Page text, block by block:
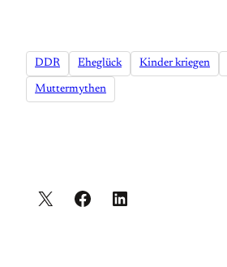
DDR Eheglück Kinder kriegen
Muttermythen